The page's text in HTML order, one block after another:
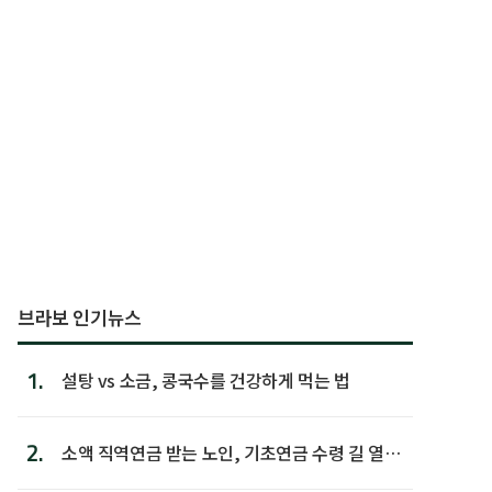
브라보 인기뉴스
1. 설탕 vs 소금, 콩국수를 건강하게 먹는 법
2.
소액 직역연금 받는 노인, 기초연금 수령 길 열린